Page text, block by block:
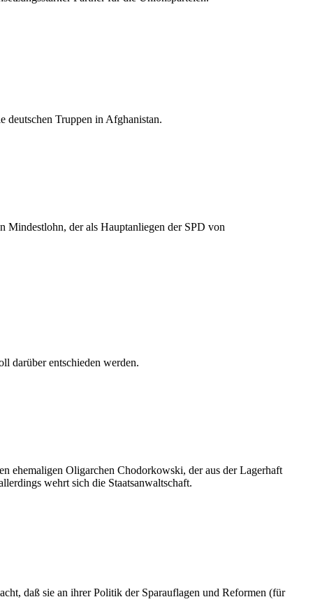
deutschen Truppen in Afghanistan.
Mindestlohn, der als Hauptanliegen der SPD von
darüber entschieden werden.
ehemaligen Oligarchen Chodorkowski, der aus der Lagerhaft
wehrt sich die Staatsanwaltschaft.
daß sie an ihrer Politik der Sparauflagen und Reformen (für